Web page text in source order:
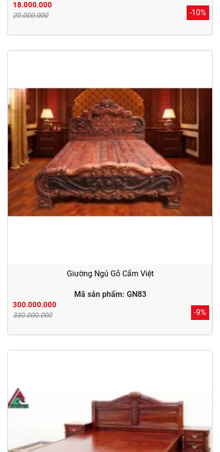
18.000.000
20.000.000 -10%
Giường Ngủ Gỗ Cẩm Việt
Mã sản phẩm: GN83
300.000.000
330.000.000 -9%